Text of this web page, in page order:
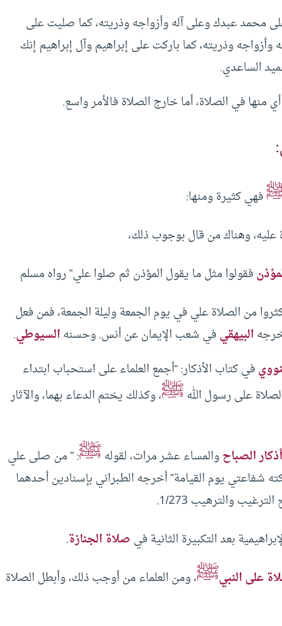
محمد عبدك وعلى آله وأزواجه وذريته، كما صليت على
وأزواجه وذريته، كما باركت على إبراهيم وآل إبراهيم إنك
الساعدي.
في الصلاة، أما خارج الصلاة فالأمر واسع.
فهي كثيرة ومنها:
وهناك من قال بوجوب ذلك،
فقولوا مثل ما يقول المؤذن ثم صلوا علي” رواه مسلم
من الصلاة علي في يوم الجمعة وليلة الجمعة، فمن فعل
البيهقيفي شعب الإيمان عن أنس. وحسنهالسيوطي.
في كتاب الأذكار: “أجمع العلماء على استحباب ابتداء
على رسول اللهﷺ، وكذلك يختم الدعاء بهما، والآثار
أذكار الصباحوالمساء عشر مرات، لقولهﷺ: ” من صلى علي
يوم القيامة” أخرجه الطبراني بإسنادين أحدهما
بعد التكبيرة الثانية فيصلاة الجنازة.
على النبيﷺ، ومن العلماء من أوجب ذلك، وأبطل الصلاة